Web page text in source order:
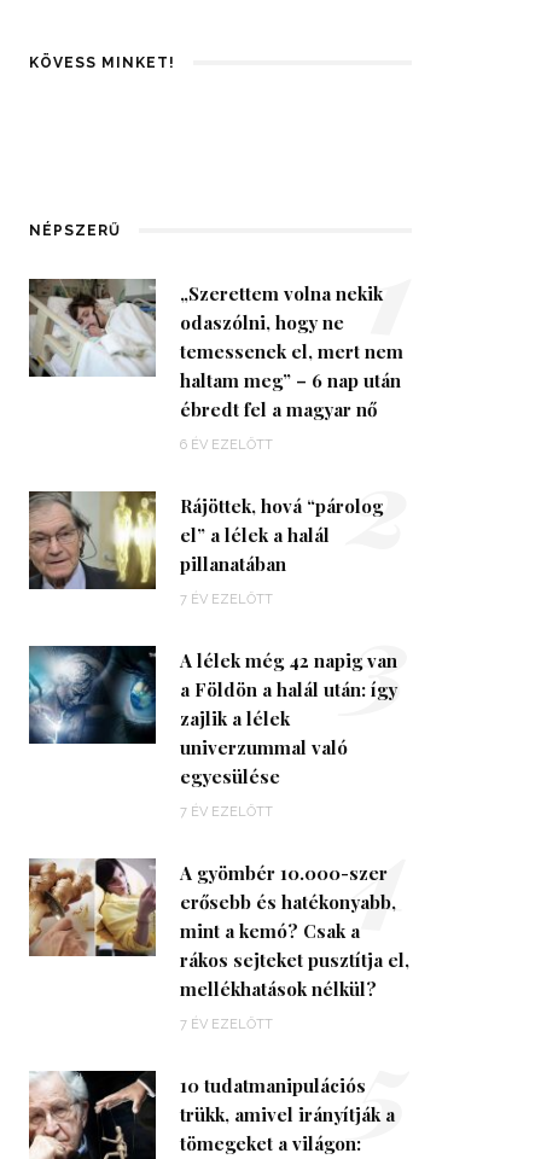
KÖVESS MINKET!
NÉPSZERŰ
„Szerettem volna nekik
odaszólni, hogy ne
temessenek el, mert nem
haltam meg” – 6 nap után
ébredt fel a magyar nő
6 ÉV EZELŐTT
1
Rájöttek, hová “párolog
el” a lélek a halál
pillanatában
7 ÉV EZELŐTT
2
A lélek még 42 napig van
a Földön a halál után: így
zajlik a lélek
univerzummal való
egyesülése
7 ÉV EZELŐTT
3
A gyömbér 10.000-szer
erősebb és hatékonyabb,
mint a kemó? Csak a
rákos sejteket pusztítja el,
mellékhatások nélkül?
7 ÉV EZELŐTT
4
10 tudatmanipulációs
trükk, amivel irányítják a
tömegeket a világon:5